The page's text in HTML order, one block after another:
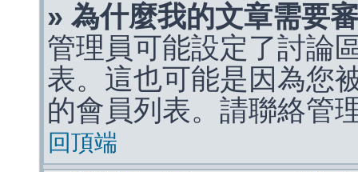
» 為什麼我的文章需要
管理員可能設定了討論
表。這也可能是因為您
的會員列表。請聯絡管
回頂端